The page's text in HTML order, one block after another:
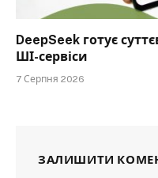
DeepSeek готує
ШІ-сервіси
7 Серпня 2026
ЗАЛИШИТИ